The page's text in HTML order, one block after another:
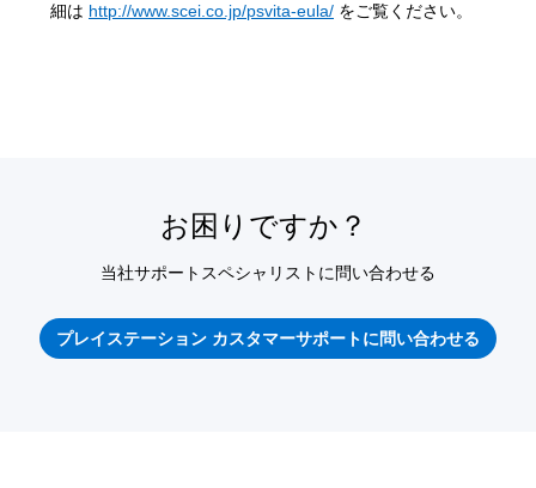
細は http://www.scei.co.jp/psvita-eula/ をご覧ください。
お困りですか？
当社サポートスペシャリストに問い合わせる
プレイステーション カスタマーサポートに問い合わせる